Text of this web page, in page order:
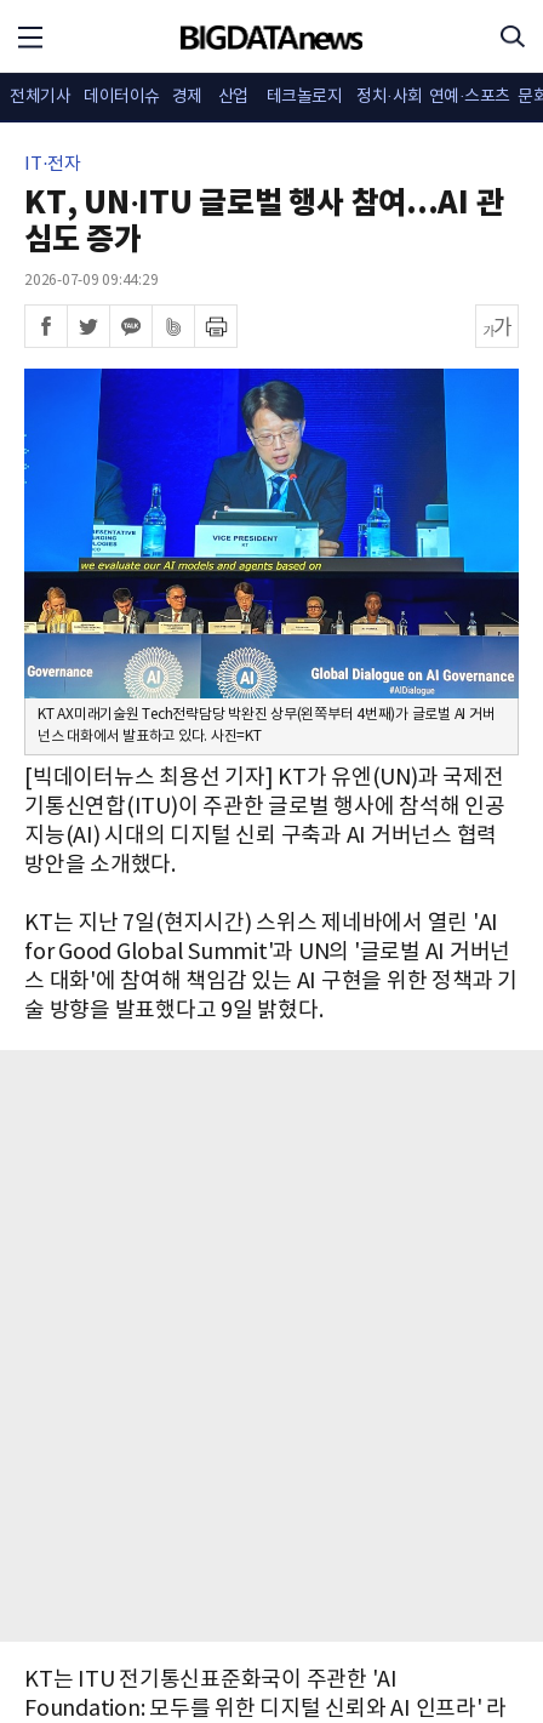
전체기사 데이터이슈 경제 산업 테크놀로지 정치·사회 연예·스포츠 문
IT·전자
KT, UN·ITU 글로벌 행사 참여...AI 관
심도 증가
2026-07-09 09:44:29
KT AX미래기술원 Tech전략담당 박완진 상무(왼쪽부터 4번째)가 글로벌 AI 거버
넌스 대화에서 발표하고 있다. 사진=KT
[빅데이터뉴스 최용선 기자] KT가 유엔(UN)과 국제전
기통신연합(ITU)이 주관한 글로벌 행사에 참석해 인공
지능(AI) 시대의 디지털 신뢰 구축과 AI 거버넌스 협력
방안을 소개했다.
KT는 지난 7일(현지시간) 스위스 제네바에서 열린 'AI
for Good Global Summit'과 UN의 '글로벌 AI 거버넌
스 대화'에 참여해 책임감 있는 AI 구현을 위한 정책과 기
술 방향을 발표했다고 9일 밝혔다.
KT는 ITU 전기통신표준화국이 주관한 'AI
Foundation: 모두를 위한 디지털 신뢰와 AI 인프라' 라